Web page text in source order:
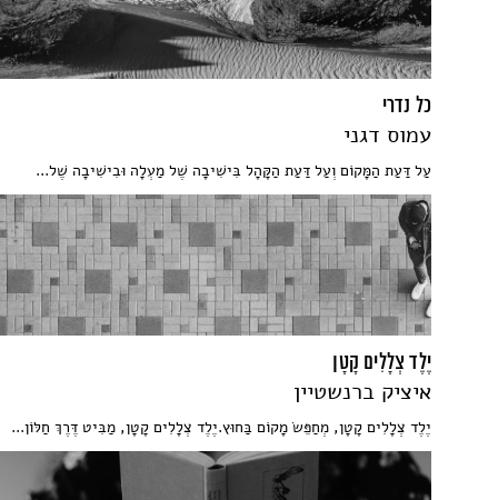
כל נדרי
עמוס דגני
עַל דַּעַת הַמָּקוֹם וְעַל דַּעַת הַקָּהָל בִּישִׁיבָה שֶׁל מַעְלָה וּבִישִׁיבָה שֶׁל...
יֶלֶד צְלָלִים קָטָן
איציק ברנשטיין
יֶלֶד צְלָלִים קָטָן, מְחַפֵּשׂ מָקוֹם בַּחוּץ.יֶלֶד צְלָלִים קָטָן, מַבִּיט דֶּרֶךְ חַלּוֹן...